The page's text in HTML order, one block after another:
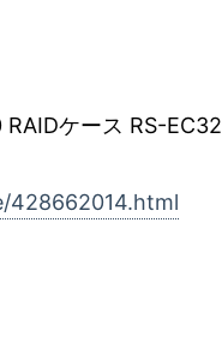
ケース RS-
428662014.html